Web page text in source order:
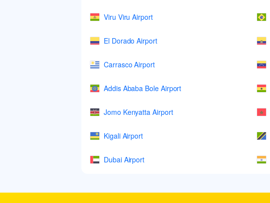
Viru Viru Airport
El Dorado Airport
Carrasco Airport
Addis Ababa Bole Airport
Jomo Kenyatta Airport
Kigali Airport
Dubai Airport